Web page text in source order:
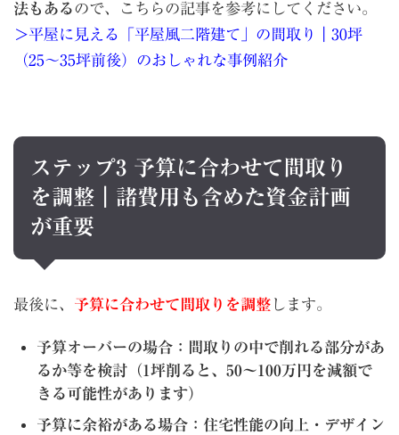
法もあるので、こちらの記事を参考にしてください。
＞平屋に見える「平屋風二階建て」の間取り｜30坪
（25〜35坪前後）のおしゃれな事例紹介
ステップ3 予算に合わせて間取り
を調整｜諸費用も含めた資金計画
が重要
最後に、 予算に合わせて間取りを調整 します。
予算オーバーの場合：間取りの中で削れる部分があ
るか等を検討（1坪削ると、50〜100万円を減額で
きる可能性があります）
予算に余裕がある場合：住宅性能の向上・デザイン